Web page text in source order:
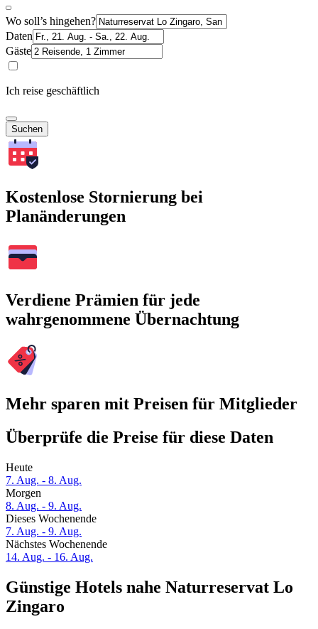
Wo soll’s hingehen?
Daten
Gäste
Ich reise geschäftlich
Suchen
Kostenlose Stornierung bei
Planänderungen
Verdiene Prämien für jede
wahrgenommene Übernachtung
Mehr sparen mit Preisen für Mitglieder
Überprüfe die Preise für diese Daten
Heute
7. Aug. - 8. Aug.
Morgen
8. Aug. - 9. Aug.
Dieses Wochenende
7. Aug. - 9. Aug.
Nächstes Wochenende
14. Aug. - 16. Aug.
Günstige Hotels nahe Naturreservat Lo
Zingaro